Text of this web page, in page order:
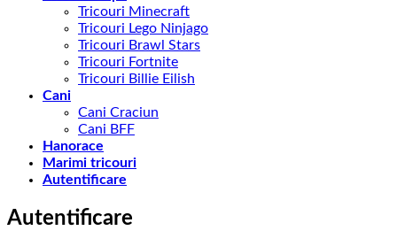
Tricouri Minecraft
Tricouri Lego Ninjago
Tricouri Brawl Stars
Tricouri Fortnite
Tricouri Billie Eilish
Cani
Cani Craciun
Cani BFF
Hanorace
Marimi tricouri
Autentificare
Autentificare